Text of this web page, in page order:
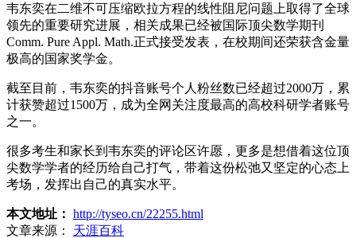
韦东奕在二维不可压缩欧拉方程的线性阻尼问题上取得了全球
领先的重要研究进展，相关成果已经被国际顶尖数学期刊
Comm. Pure Appl. Math.正式接受发表，在校期间还荣获含金量
极高的国家奖学金。
截至目前，韦东奕的抖音账号个人粉丝数已经超过2000万，累
计获赞超过1500万，成为全网关注度最高的高校科研学者账号
之一。
很多考生和家长到韦东奕的评论区许愿，更多是想借着这位顶
尖数学学者的经历给自己打气，带着这份松弛又坚定的心态上
考场，发挥出自己的真实水平。
本文地址： http://tyseo.cn/22255.html
文章来源：
天涯百科